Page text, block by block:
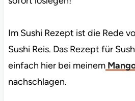
Im Sushi Rezept ist die Rede
Sushi Reis. Das Rezept für
einfach hier bei meinem
nachschlagen.